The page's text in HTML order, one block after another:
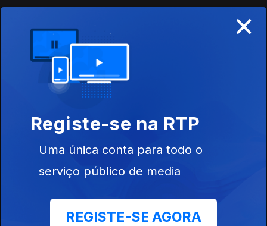
Harvey, Black Bananas....
Indiegente
30 jun. 2026
Indiegente
29 jun. 2026
Cutie, Paul Solger, Iceage...
×
Registe-se na RTP
Uma única conta para todo o
serviço público de media
REGISTE-SE AGORA